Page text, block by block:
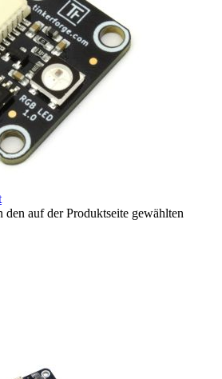
den auf der Produktseite gewählten